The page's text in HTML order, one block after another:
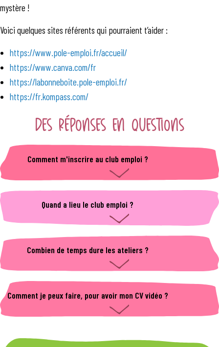
mystère !
Voici quelques sites référents qui pourraient t’aider :
https://www.pole-emploi.fr/accueil/
https://www.canva.com/fr
https://labonneboite.pole-emploi.fr/
https://fr.kompass.com/
DES RÉPONSES EN QUESTIONS
Comment m'inscrire au club emploi ?
Il te suffit de t'inscrire à la mission locale et dire que
tu souhaites t'y inscrire ou demander à ton conseiller
référent.
Quand a lieu le club emploi ?
Tous les mois pour ton plus grand plaisir ! Bon, sauf le
mois d'aout, le club emploi a aussi besoin de vacances
^^ !
Combien de temps dure les ateliers ?
En général, il y a 6 ateliers sur des demi-journées,
espacé sur deux semaines.
Comment je peux faire, pour avoir mon CV vidéo ?
Il te suffit d'appeler la mission locale pour en parler ,
" et c'est lui qui gère les rdvs, le montage, tout le CV